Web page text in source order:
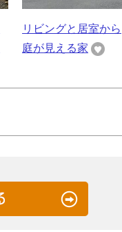
リビングと居室から
庭が見える家